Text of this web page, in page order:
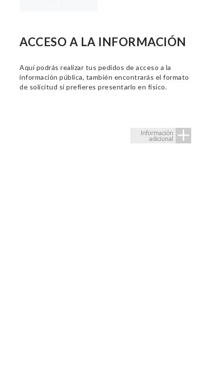
ACCESO A LA INFORMACIÓN
Aquí podrás realizar tus pedidos de acceso a la
información pública, también encontrarás el formato
de solicitud si prefieres presentarlo en físico.